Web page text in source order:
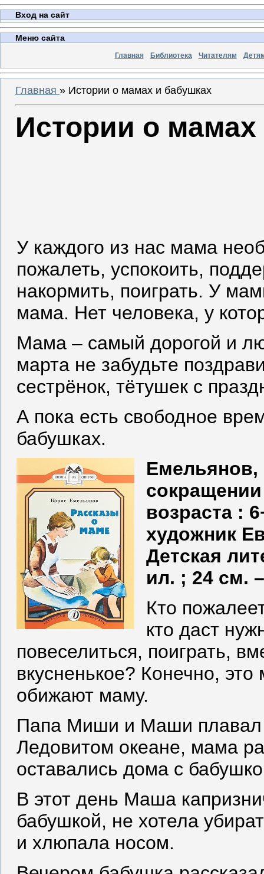
Вход на сайт
Меню сайта
Главная Библиотека Читателям
Главная » Истории о мамах и бабушках
Истории о
У каждого из нас мама
пожалеть, успокоить,
накормить, поиграть. У
мама. Нет человека, у
Мама – самый дорогой и
марта не забудьте
сестрёнок, тётушек с
А пока есть свободное
бабушках.
возраста :
художник
Детская
ил. ; 24 см.
Кто
кто даст
повеселиться, поиграть,
вкусненькое? Конечно,
обижают маму.
Папа Миши и Маши плавал
Ледовитом океане, мама
оставались дома с
В этот день Маша
бабушкой, не хотела
и хлюпала носом.